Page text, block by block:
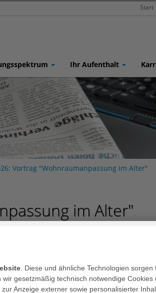
Start
Ihr Aufenthalt
Vortrag "Wohnraumanpassung im Alter"
im Alter"
um das Thema
Wohnräume so gestaltet werden
Lebensalter bestmöglich
. Diese und ähnliche Technologien
gesetzmäßig technisch notwendige Cookies
Anzeige externer sowie personalisierter